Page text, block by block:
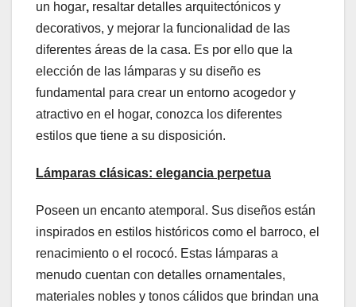
un hogar, resaltar detalles arquitectónicos y
decorativos, y mejorar la funcionalidad de las
diferentes áreas de la casa. Es por ello que la
elección de las lámparas y su diseño es
fundamental para crear un entorno acogedor y
atractivo en el hogar, conozca los diferentes
estilos que tiene a su disposición.
Lámparas c lásicas: e legancia perpetua
Poseen un encanto atemporal. Sus diseños están
inspirados en estilos históricos como el barroco, el
renacimiento o el rococó. Estas lámparas a
menudo cuentan con detalles ornamentales,
materiales nobles y tonos cálidos que brindan una